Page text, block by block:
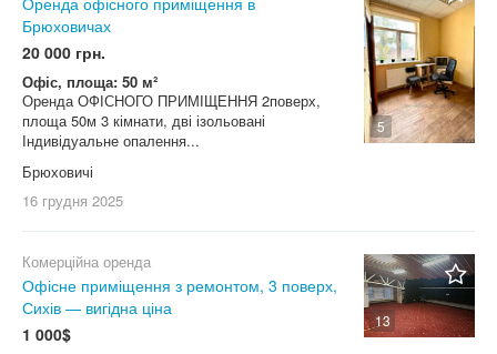
5
Брюховичах
20 000 грн.
Офіс, площа: 50 м²
Оренда ОФІСНОГО ПРИМІЩЕННЯ 2поверх,
площа 50м 3 кімнати, дві ізольовані
Індивідуальне опалення...
Брюховичі
16 грудня 2025
13
Комерційна оренда
Офісне приміщення з ремонтом, 3 поверх,
Сихів — вигідна ціна
1 000$